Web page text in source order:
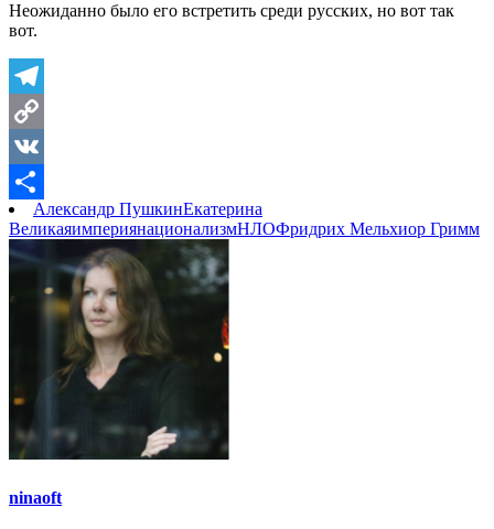
Неожиданно было его встретить среди русских, но вот так
вот.
Telegram
Copy
Link
VK
Отправить
Александр ПушкинЕкатерина
ВеликаяимпериянационализмНЛОФридрих Мельхиор Гримм
ninaoft